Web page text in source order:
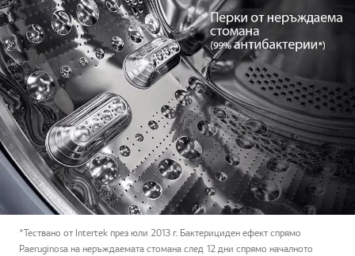
*Тествано от Intertek през юли 2013 г. Бактерициден ефект спрямо
P.aeruginosa на неръждаемата стомана след 12 дни спрямо началното